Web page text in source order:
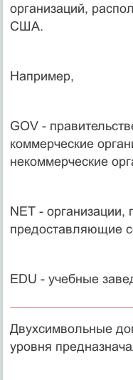
организаций,
США.
Например,
GOV -
коммерческие
некоммерческие
NET -
предоставляющие
EDU - учебные
Двухсимвольные
уровня